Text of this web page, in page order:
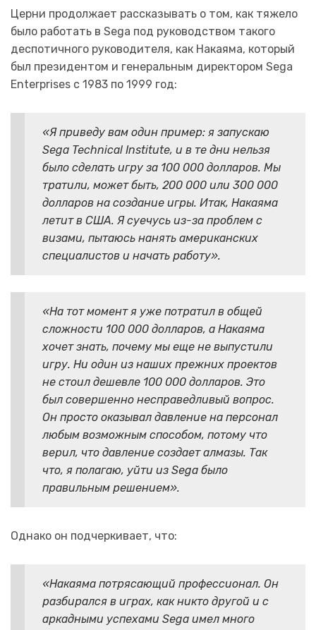
Церни продолжает рассказывать о том, как тяжело
было работать в Sega под руководством такого
деспотичного руководителя, как Накаяма, который
был президентом и генеральным директором Sega
Enterprises с 1983 по 1999 год:
«Я приведу вам один пример: я запускаю
Sega Technical Institute, и в те дни нельзя
было сделать игру за 100 000 долларов. Мы
тратили, может быть, 200 000 или 300 000
долларов на создание игры. Итак, Накаяма
летит в США. Я суечусь из-за проблем с
визами, пытаюсь нанять американских
специалистов и начать работу».
«На тот момент я уже потратил в общей
сложности 100 000 долларов, а Накаяма
хочет знать, почему мы еще не выпустили
игру. Ни один из наших прежних проектов
не стоил дешевле 100 000 долларов. Это
был совершенно несправедливый вопрос.
Он просто оказывал давление на персонал
любым возможным способом, потому что
верил, что давление создает алмазы. Так
что, я полагаю, уйти из Sega было
правильным решением».
Однако он подчеркивает, что:
«Накаяма потрясающий профессионал. Он
разбирался в играх, как никто другой и с
аркадными успехами Sega имел много